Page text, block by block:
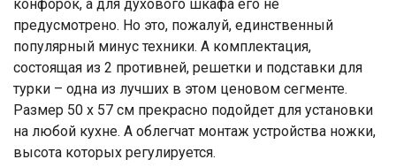
конфорок, а для духового шкафа его не
предусмотрено. Но это, пожалуй, единственный
популярный минус техники. А комплектация,
состоящая из 2 противней, решетки и подставки для
турки – одна из лучших в этом ценовом сегменте.
Размер 50 х 57 см прекрасно подойдет для установки
на любой кухне. А облегчат монтаж устройства ножки,
высота которых регулируется.